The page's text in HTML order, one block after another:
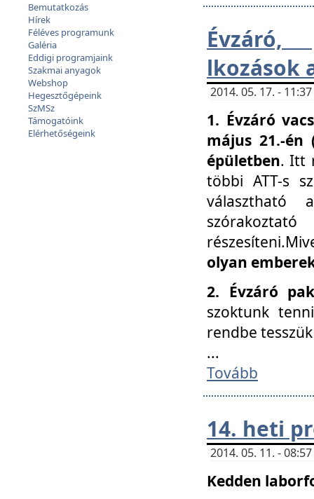
Bemutatkozás
Hírek
Féléves programunk
Galéria
Eddigi programjaink
Szakmai anyagok
Webshop
Hegesztőgépeink
SzMSz
Támogatóink
Elérhetőségeink
Évzáró,
lkozások
2014. 05. 17. -
1. Évzáró
május 21.-én
épületben. Itt
többi ATT-s
választható
olyan
2. Évzáró
szoktunk
rendbe
...
Tovább
14. heti
2014. 05. 11. -
Kedden